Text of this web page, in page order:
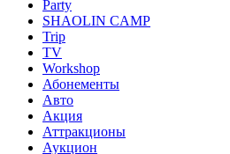
Party
SHAOLIN CAMP
Trip
TV
Workshop
Абонементы
Авто
Акция
Аттракционы
Аукцион